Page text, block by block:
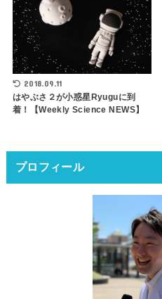
2018.09.11
はやぶさ２が小惑星Ryuguに到
着！【Weekly Science NEWS】
プロフィール